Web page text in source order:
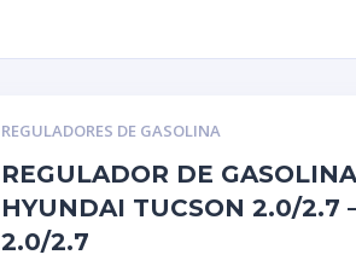
REGULADORES DE GASOLINA
REGULADOR DE
HYUNDAI TUCSON 2.0/2.7
2.0/2.7